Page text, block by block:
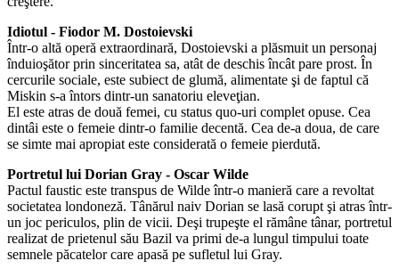
Idiotul - Fiodor M. Dostoievski
Într-o altă operă extraordinară, Dostoievski a plăsmuit un personaj
înduioşător prin sinceritatea sa, atât de deschis încât pare prost. În
cercurile sociale, este subiect de glumă, alimentate şi de faptul că
Miskin s-a întors dintr-un sanatoriu eleveţian.
El este atras de două femei, cu status quo-uri complet opuse. Cea
dintâi este o femeie dintr-o familie decentă. Cea de-a doua, de care
se simte mai apropiat este considerată o femeie pierdută.
Portretul lui Dorian Gray - Oscar Wilde
Pactul faustic este transpus de Wilde într-o manieră care a revoltat
societatea londoneză. Tânărul naiv Dorian se lasă corupt şi atras într-
un joc periculos, plin de vicii. Deşi trupeşte el rămâne tânar, portretul
realizat de prietenul său Bazil va primi de-a lungul timpului toate
semnele păcatelor care apasă pe sufletul lui Gray.